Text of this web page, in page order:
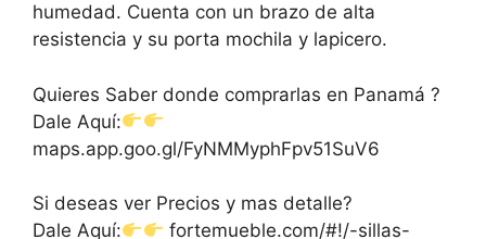
humedad. Cuenta con un brazo de alta
resistencia y su porta mochila y lapicero.
Quieres Saber donde comprarlas en Panamá ?
Dale Aquí:
maps.app.goo.gl/FyNMMyphFpv51SuV6
Si deseas ver Precios y mas detalle?
Dale Aquí:
fortemueble.com/#!/-sillas-